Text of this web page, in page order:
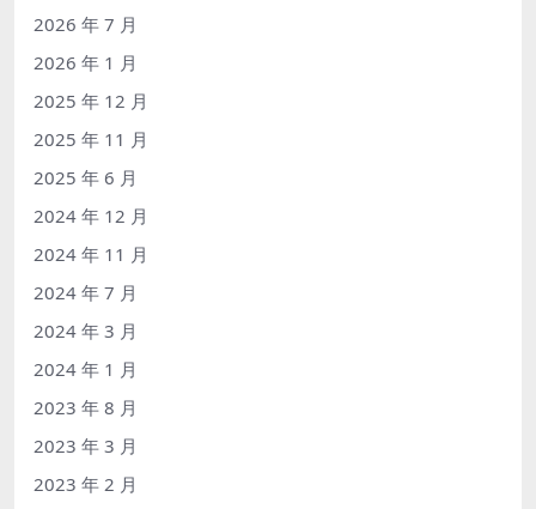
2026 年 7 月
2026 年 1 月
2025 年 12 月
2025 年 11 月
2025 年 6 月
2024 年 12 月
2024 年 11 月
2024 年 7 月
2024 年 3 月
2024 年 1 月
2023 年 8 月
2023 年 3 月
2023 年 2 月